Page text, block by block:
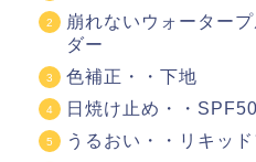
崩れないウォーター
ダー
色補正・・下地
日焼け止め・・
うるおい・・リキッ